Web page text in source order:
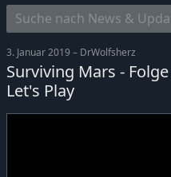
3. Januar 2019 – DrWolfsherz
Surviving Mars - Folge
Let's Play